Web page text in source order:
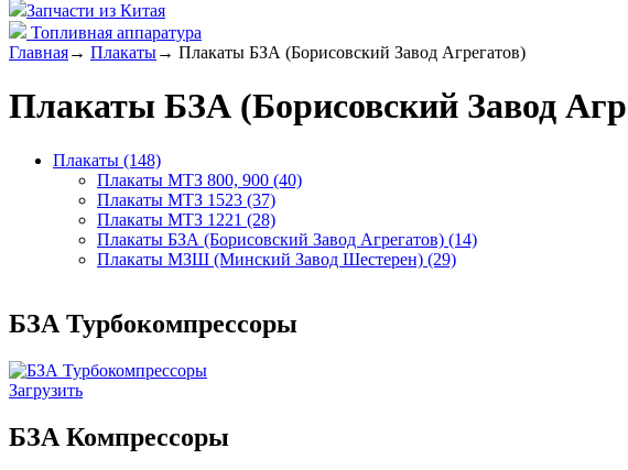
Запчасти из Китая
Топливная аппаратура
Главная→ Плакаты→ Плакаты БЗА (Борисовский Завод Агрегатов)
Плакаты БЗА (Борисовский Завод
Плакаты (148)
Плакаты МТЗ 800, 900 (40)
Плакаты МТЗ 1523 (37)
Плакаты МТЗ 1221 (28)
Плакаты БЗА (Борисовский Завод Агрегатов) (14)
Плакаты МЗШ (Минский Завод Шестерен) (29)
БЗА Турбокомпрессоры
Загрузить
БЗА Компрессоры